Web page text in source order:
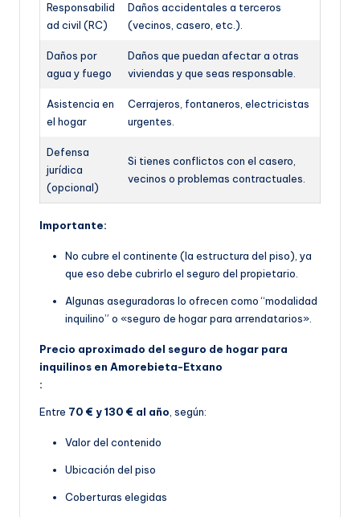
Responsabilid
ad civil (RC)
Daños accidentales a terceros
(vecinos, casero, etc.).
Daños por
agua y fuego
Daños que puedan afectar a otras
viviendas y que seas responsable.
Asistencia en
el hogar
Cerrajeros, fontaneros, electricistas
urgentes.
Defensa
jurídica
(opcional)
Si tienes conflictos con el casero,
vecinos o problemas contractuales.
Importante:
No cubre el continente (la estructura del piso), ya
que eso debe cubrirlo el seguro del propietario.
Algunas aseguradoras lo ofrecen como “modalidad
inquilino” o «seguro de hogar para arrendatarios».
Precio aproximado del seguro de hogar para
inquilinos en Amorebieta-Etxano
:
Entre 70 € y 130 € al año, según:
Valor del contenido
Ubicación del piso
Coberturas elegidas